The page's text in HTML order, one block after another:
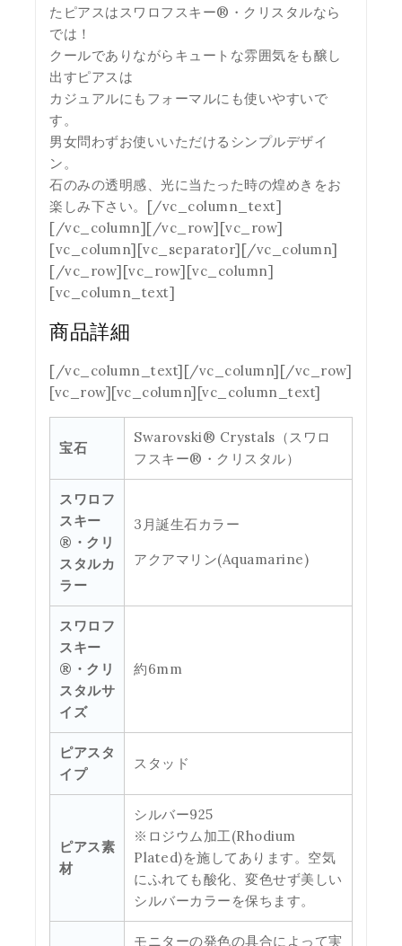
たピアスはスワロフスキー®・クリスタルなら
では！
クールでありながらキュートな雰囲気をも醸し
出すピアスは
カジュアルにもフォーマルにも使いやすいで
す。
男女問わずお使いいただけるシンプルデザイ
ン。
石のみの透明感、光に当たった時の煌めきをお
楽しみ下さい。[/vc_column_text]
[/vc_column][/vc_row][vc_row]
[vc_column][vc_separator][/vc_column]
[/vc_row][vc_row][vc_column]
[vc_column_text]
商品詳細
[/vc_column_text][/vc_column][/vc_row]
[vc_row][vc_column][vc_column_text]
宝石
Swarovski® Crystals（スワロ
フスキー®・クリスタル）
スワロフ
スキー
®・クリ
スタルカ
ラー
3月誕生石カラー
アクアマリン(Aquamarine)
スワロフ
スキー
®・クリ
スタルサ
イズ
約6mm
ピアスタ
イプ
スタッド
ピアス素
材
シルバー925
※ロジウム加工(Rhodium
Plated)を施してあります。空気
にふれても酸化、変色せず美しい
シルバーカラーを保ちます。
モニターの発色の具合によって実